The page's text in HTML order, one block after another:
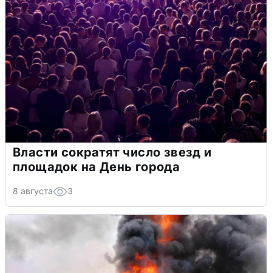
Власти сократят число звезд и
площадок на День города
8 августа 3